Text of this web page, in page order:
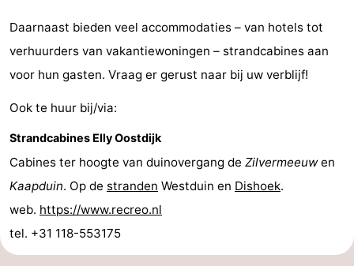
Daarnaast bieden veel accommodaties – van hotels tot
verhuurders van vakantiewoningen – strandcabines aan
voor hun gasten. Vraag er gerust naar bij uw verblijf!
Ook te huur bij/via:
Strandcabines Elly Oostdijk
Cabines ter hoogte van duinovergang de Zilvermeeuwen
Kaapduin. Op de stranden Westduin en Dishoek.
web. https://www.recreo.nl
tel. +31 118-553175